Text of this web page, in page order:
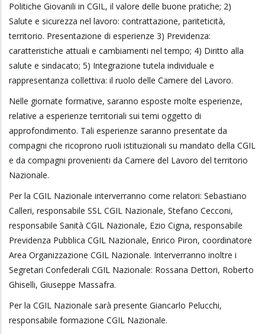
Politiche Giovanili in CGIL, il valore delle buone pratiche; 2)
Salute e sicurezza nel lavoro: contrattazione, pariteticità,
territorio. Presentazione di esperienze 3) Previdenza:
caratteristiche attuali e cambiamenti nel tempo; 4) Diritto alla
salute e sindacato; 5) Integrazione tutela individuale e
rappresentanza collettiva: il ruolo delle Camere del Lavoro.
Nelle giornate formative, saranno esposte molte esperienze,
relative a esperienze territoriali sui temi oggetto di
approfondimento. Tali esperienze saranno presentate da
compagni che ricoprono ruoli istituzionali su mandato della CGIL
e da compagni provenienti da Camere del Lavoro del territorio
Nazionale.
Per la CGIL Nazionale interverranno come relatori: Sebastiano
Calleri, responsabile SSL CGIL Nazionale, Stefano Cecconi,
responsabile Sanità CGIL Nazionale, Ezio Cigna, responsabile
Previdenza Pubblica CGIL Nazionale, Enrico Piron, coordinatore
Area Organizzazione CGIL Nazionale. Interverranno inoltre i
Segretari Confederali CGIL Nazionale: Rossana Dettori, Roberto
Ghiselli, Giuseppe Massafra.
Per la CGIL Nazionale sarà presente Giancarlo Pelucchi,
responsabile formazione CGIL Nazionale.